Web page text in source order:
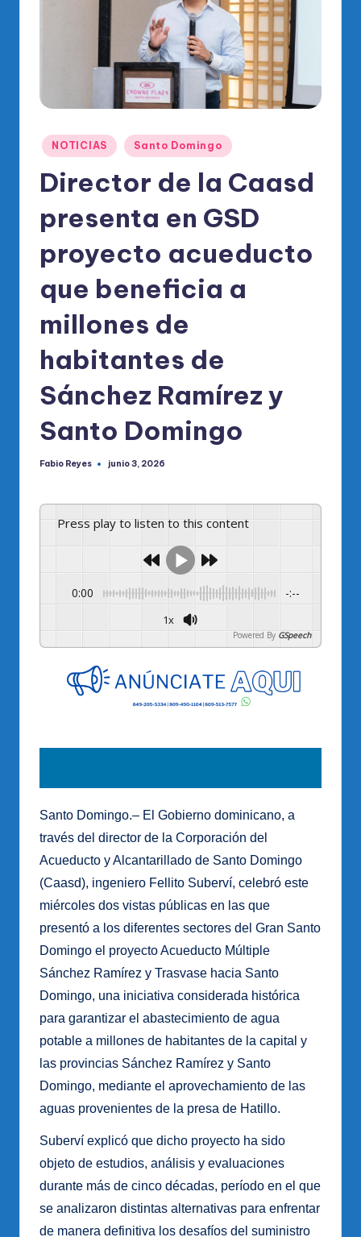
O
al
R
M
Publicado
en
NOTICIAS Santo Domingo
Director de la Caasd
presenta en GSD
proyecto acueducto
que beneficia a
millones de
habitantes de
Sánchez Ramírez y
Santo Domingo
Publicado
Fabio Reyes junio 3, 2026
Press play to listen to this content
0:00 -:--
1x
Powered By GSpeech
Santo Domingo.– El Gobierno dominicano, a
través del director de la Corporación del
Acueducto y Alcantarillado de Santo Domingo
(Caasd), ingeniero Fellito Suberví, celebró este
miércoles dos vistas públicas en las que
presentó a los diferentes sectores del Gran Santo
Domingo el proyecto Acueducto Múltiple
Sánchez Ramírez y Trasvase hacia Santo
Domingo, una iniciativa considerada histórica
para garantizar el abastecimiento de agua
potable a millones de habitantes de la capital y
las provincias Sánchez Ramírez y Santo
Domingo, mediante el aprovechamiento de las
aguas provenientes de la presa de Hatillo.
Suberví explicó que dicho proyecto ha sido
objeto de estudios, análisis y evaluaciones
durante más de cinco décadas, período en el que
se analizaron distintas alternativas para enfrentar
de manera definitiva los desafíos del suministro